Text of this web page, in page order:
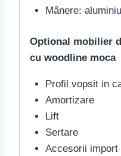
Mânere:
Optional mobilier
cu woodline moca
Profil vopsit in
Amortizare
Lift
Sertare
Accesorii